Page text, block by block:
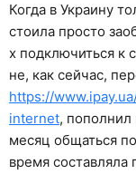
Экономика
Общество
Рассказать новость
Когда в Украину
стоила просто
х подключиться к
не, как сейчас,
https://
internet,
месяц общаться
время